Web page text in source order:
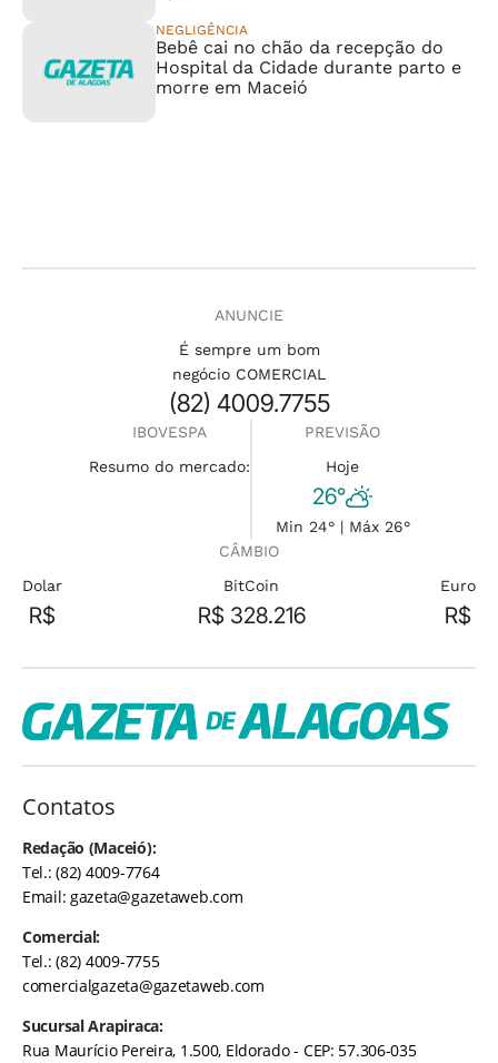
NEGLIGÊNCIA
Bebê cai no chão da recepção do
Hospital da Cidade durante parto e
morre em Maceió
ANUNCIE
É sempre um bom
negócio COMERCIAL
(82) 4009.7755
IBOVESPA
Resumo do mercado:
PREVISÃO
Hoje
26°
Min 24° | Máx 26°
CÂMBIO
Dolar
R$
BitCoin
R$ 328.216
Euro
R$
Contatos
Redação (Maceió):
Tel.: (82) 4009-7764
Email:gazeta@gazetaweb.com
Comercial:
Tel.: (82) 4009-7755
comercialgazeta@gazetaweb.com
Sucursal Arapiraca:
Rua Maurício Pereira, 1.500, Eldorado - CEP: 57.306-035